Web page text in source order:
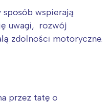
sposób wspierają
uwagi, rozwój
zdolności motoryczne.
przez tatę o